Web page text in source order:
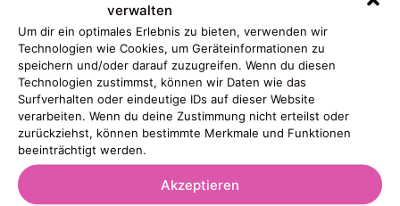
verwalten
Um dir ein optimales Erlebnis zu bieten, verwenden wir
Technologien wie Cookies, um Geräteinformationen zu
speichern und/oder darauf zuzugreifen. Wenn du diesen
Technologien zustimmst, können wir Daten wie das
Surfverhalten oder eindeutige IDs auf dieser Website
verarbeiten. Wenn du deine Zustimmung nicht erteilst oder
zurückziehst, können bestimmte Merkmale und Funktionen
beeinträchtigt werden.
Akzeptieren